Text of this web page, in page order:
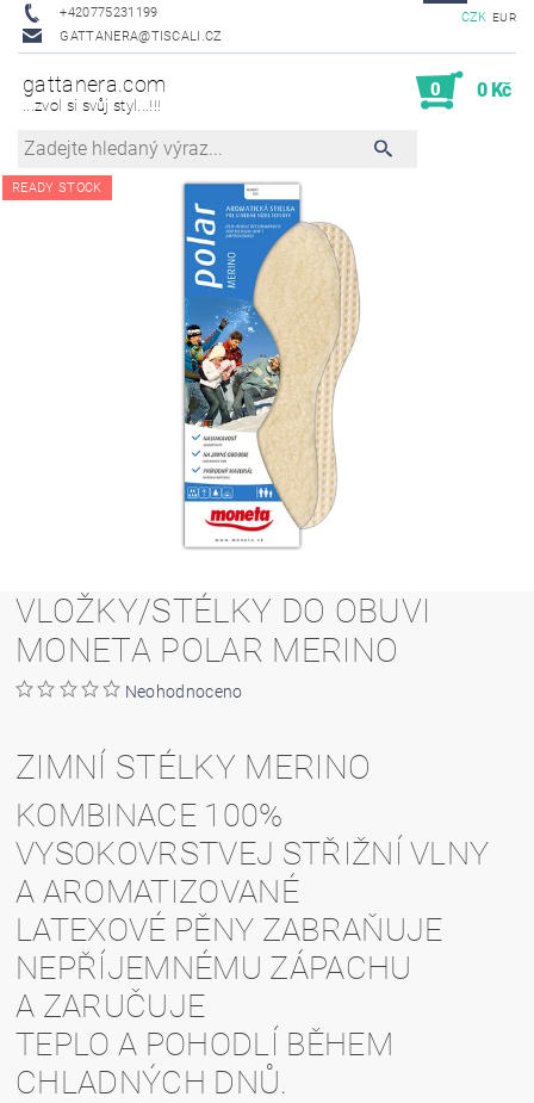
+420775231199
GATTANERA@TISCALI.CZ
CZK EUR
gattanera.com
...zvol si svůj styl...!!!
0 0 Kč
READY STOCK
VLOŽKY/STÉLKY DO OBUVI
MONETA POLAR MERINO
Neohodnoceno
ZIMNÍ STÉLKY MERINO
KOMBINACE 100%
VYSOKOVRSTVEJ STŘIŽNÍ VLNY
A AROMATIZOVANÉ
LATEXOVÉ PĚNY ZABRAŇUJE
NEPŘÍJEMNÉMU ZÁPACHU
A ZARUČUJE
TEPLO A POHODLÍ BĚHEM
CHLADNÝCH DNŮ.